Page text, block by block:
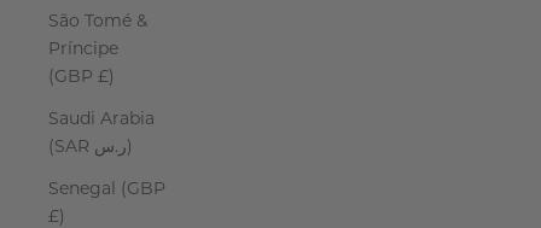
São Tomé &
Príncipe
(GBP £)
Saudi Arabia
(SAR ر.س)
Senegal (GBP
£)